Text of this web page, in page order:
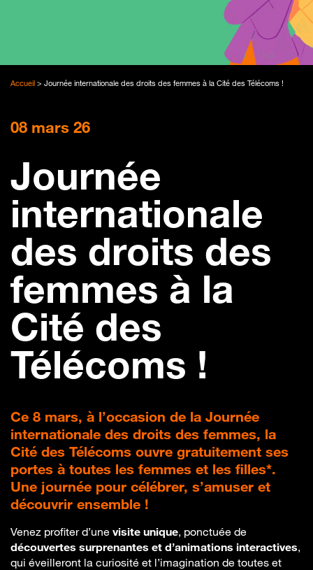
Accueil > Journée internationale des droits des femmes à la Cité des Télécoms !
08 mars 26
Journée
internationale
des droits des
femmes à la
Cité des
Télécoms !
Ce 8 mars, à l’occasion de la Journée
internationale des droits des femmes, la
Cité des Télécoms ouvre gratuitement ses
portes à toutes les femmes et les filles*.
Une journée pour célébrer, s’amuser et
découvrir ensemble !
Venez profiter d’une visite unique, ponctuée de
découvertes surprenantes et d’animations interactives,
qui éveilleront la curiosité et l’imagination de toutes et